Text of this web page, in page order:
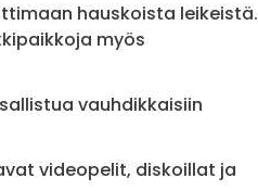
hauskoista leikeistä.
myös
vauhdikkaisiin
videopelit, diskoillat ja